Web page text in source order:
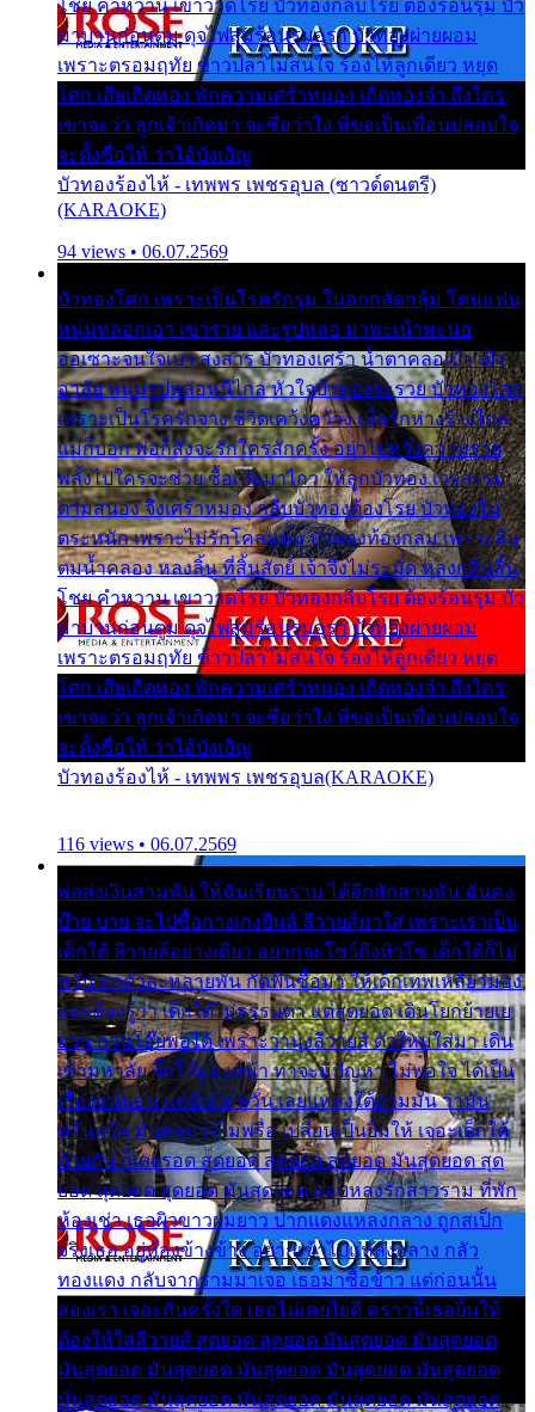
โชย คำหวาน เขาวาดโรย บัวทองกลีบโรย ต้องร้อนรุม บัว
มาบานก่อนตูม ดุจไฟสุมร้อนรุมอุรา บัวทองผ่ายผอม
เพราะตรอมฤทัย ข้าวปลาไม่สนใจ ร้องไห้ลูกเดียว หยุด
โศก เสียเถิดทอง พักความเศร้าหมอง เถิดทองจ๋า ถึงใคร
เขาจะว่า ลูกเจ้าเกิดมา จะชื่อว่าไง พี่ขอเป็นเพื่อนปลอบใจ
จะตั้งชื่อให้ ว่าไอ้บังเอิญ
บัวทองร้องไห้ - เทพพร เพชรอุบล (ซาวด์ดนตรี)
(KARAOKE)
94 views • 06.07.2569
บัวทองโศก เพราะเป็นโรครักรุม ในอกกลัดกลุ้ม โดนแฟน
หนุ่มหลอกเอา เขารวย และรูปหล่อ มาพะเน้าพะนอ
ออเซาะจนใจเบา สงสาร บัวทองเศร้า น้ำตาคลอเบ้า เฝ้า
อาลัย หนุ่มรูปหล่อหนีไกล หัวใจบัวทองระรวย บัวทองโศก
เพราะเป็นโรครักจาง ชีวิตเคว้งคว้าง เมื่อรักห่างร้างไกล
แม่ก็บอก พ่อก็สั่งจะรักใครสักครั้ง อย่าไปหวังความรวย
พลั้งไปใครจะช่วย ซื้อเปลมาไกว ให้ลูกบัวทอง เวรกรรม
ตามสนอง จึงเศร้าหมอง กลีบบัวทองต้องโรย บัวทองไม่
ตระหนัก เพราะไม่รักโคลนตม บัวทองท้องกลม เพราะลืม
ตมน้ำคลอง หลงลิ้น ที่สิ้นสัตย์ เจ้าจึงไม่ระมัด หลงกลิ่นลิ้น
โชย คำหวาน เขาวาดโรย บัวทองกลีบโรย ต้องร้อนรุม บัว
มาบานก่อนตูม ดุจไฟสุมร้อนรุมอุรา บัวทองผ่ายผอม
เพราะตรอมฤทัย ข้าวปลาไม่สนใจ ร้องไห้ลูกเดียว หยุด
โศก เสียเถิดทอง พักความเศร้าหมอง เถิดทองจ๋า ถึงใคร
เขาจะว่า ลูกเจ้าเกิดมา จะชื่อว่าไง พี่ขอเป็นเพื่อนปลอบใจ
จะตั้งชื่อให้ ว่าไอ้บังเอิญ
บัวทองร้องไห้ - เทพพร เพชรอุบล(KARAOKE)
116 views • 06.07.2569
พ่อส่งเงินสามพัน ให้ฉันเรียนราม ได้อีกสักสามพัน ฉันคง
บ๊าย บาย จะไปซื้อกางเกงยีนส์ ลีวายส์มาใส่ เพราะเราเป็น
เด็กใต้ ลีวายส์อย่างเดียว อยากจะโชว์ถึงหิวโซ เด็กใต้ก็ไม่
หวั่น ตกตัวละหลายพัน กัดฟันซื้อมา ให้เด็กเทพเหลียวมอง
และต้องรู้ว่า เด็กใต้ไม่ธรรมดา แต่สุดยอด เดินโยกย้ายเย
ยวน กวนโอ๊ยพอได้ เพราะว่านุ่งลีวายส์ ตัวใหม่ใส่มา เดิน
เข้ามหาลัย จิ๊กโก๊มองหน้า ท่าจะมีปัญหา ไม่พอใจ ได้เป็น
เรื่องแน่นอน แต่ฉันไม่หวั่น เลยแหลงใต้ถามมัน ว่ามัน
พรั่นพรือ มันตอบว่าไม่พรื่อ เปลี่ยนเป็นยิ้มให้ เจอะเด็กใต้
ด้วยกัน ก็เลยรอด สุดยอด สุดยอด สุดยอด มันสุดยอด สุด
ยอด สุดยอด สุดยอด มันสุดยอด แอบหลงรักสาวราม ที่พัก
ห้องเช่า เธอผิวขาวผมยาว ปากแดงแหลงกลาง ถูกสเป็ก
จริงเธอ อยู่ห้องข้างข้าง อยากเข้าไปแหลงกลาง กลัว
ทองแดง กลับจากรามมาเจอ เธอมาซื้อข้าว แต่ก่อนนั้น
สองเรา เจอะกันครั้งใด เธอไม่เคยไยดี คราวนี้เธอยิ้มให้
ต้องให้ใส่ลีวายส์ สุดยอด สุดยอด มันสุดยอด มันสุดยอด
มันสุดยอด มันสุดยอด มันสุดยอด มันสุดยอด มันสุดยอด
มันสุดยอด มันสุดยอด มันสุดยอด มันสุดยอด มันสุดยอด